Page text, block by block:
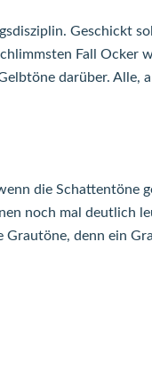
Geschickt
Fall Ocker
darüber.
die Schattentöne
noch mal deutlich
Grautöne, denn ein